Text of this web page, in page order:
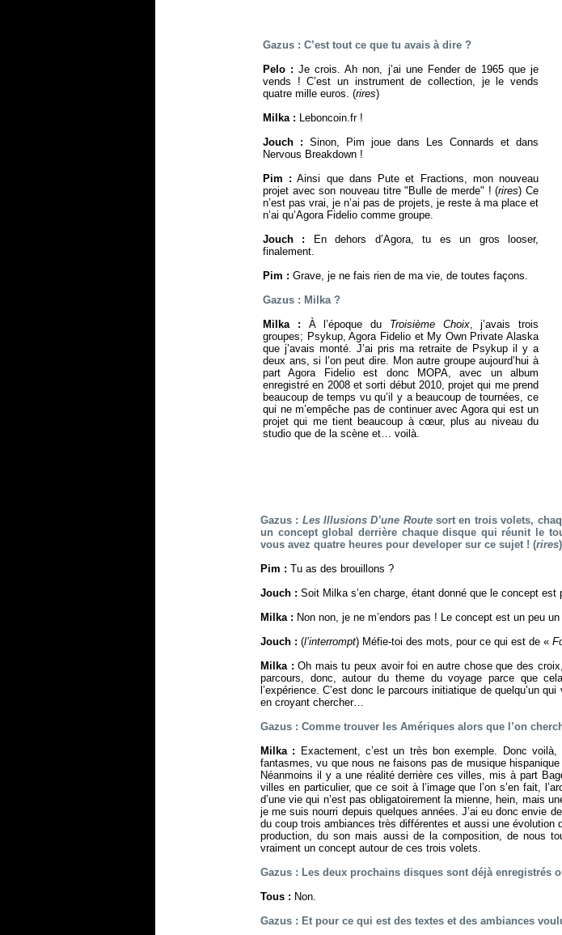
Gazus : C’est tout ce que tu avais à dire ?
Pelo : Je crois. Ah non, j’ai une Fender de 1965 que je
vends ! C’est un instrument de collection, je le vends
quatre mille euros. (rires)
Milka : Leboncoin.fr !
Jouch : Sinon, Pim joue dans Les Connards et dans
Nervous Breakdown !
Pim : Ainsi que dans Pute et Fractions, mon nouveau
projet avec son nouveau titre "Bulle de merde" ! (rires) Ce
n’est pas vrai, je n’ai pas de projets, je reste à ma place et
n’ai qu’Agora Fidelio comme groupe.
Jouch : En dehors d’Agora, tu es un gros looser,
finalement.
Pim : Grave, je ne fais rien de ma vie, de toutes façons.
Gazus : Milka ?
Milka : À l’époque du Troisième Choix, j’avais trois
groupes; Psykup, Agora Fidelio et My Own Private Alaska
que j’avais monté. J’ai pris ma retraite de Psykup il y a
deux ans, si l’on peut dire. Mon autre groupe aujourd’hui à
part Agora Fidelio est donc MOPA, avec un album
enregistré en 2008 et sorti début 2010, projet qui me prend
beaucoup de temps vu qu’il y a beaucoup de tournées, ce
qui ne m’empêche pas de continuer avec Agora qui est un
projet qui me tient beaucoup à cœur, plus au niveau du
studio que de la scène et… voilà.
Gazus : Les Illusions D’une Routesort en trois volets,
un concept global derrière chaque disque qui réunit le
vous avez quatre heures pour developer sur ce sujet ! (rires)
Pim : Tu as des brouillons ?
Jouch : Soit Milka s’en charge, étant donné que le concept
Milka : Non non, je ne m’endors pas ! Le concept est un peu
Jouch : (l’interrompt) Méfie-toi des mots, pour ce qui est de «
Milka : Oh mais tu peux avoir foi en autre chose que des
parcours, donc, autour du theme du voyage parce que
l’expérience. C’est donc le parcours initiatique de quelqu’un
en croyant chercher…
Gazus : Comme trouver les Amériques alors que l’on
Milka : Exactement, c’est un très bon exemple. Donc
fantasmes, vu que nous ne faisons pas de musique
Néanmoins il y a une réalité derrière ces villes, mis à part
villes en particulier, que ce soit à l’image que l’on s’en fait,
d’une vie qui n’est pas obligatoirement la mienne, hein, mais
je me suis nourri depuis quelques années. J’ai eu donc envie
du coup trois ambiances très différentes et aussi une
production, du son mais aussi de la composition, de nous
vraiment un concept autour de ces trois volets.
Gazus : Les deux prochains disques sont déjà enregistrés
Tous : Non.
Gazus : Et pour ce qui est des textes et des ambiances